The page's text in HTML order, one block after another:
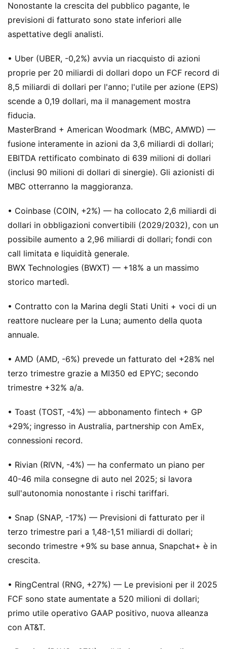
Nonostante la crescita del pubblico pagante, le
previsioni di fatturato sono state inferiori alle
aspettative degli analisti.
• Uber (UBER, -0,2%) avvia un riacquisto di azioni
proprie per 20 miliardi di dollari dopo un FCF record di
8,5 miliardi di dollari per l'anno; l'utile per azione (EPS)
scende a 0,19 dollari, ma il management mostra
fiducia.
MasterBrand + American Woodmark (MBC, AMWD) —
fusione interamente in azioni da 3,6 miliardi di dollari;
EBITDA rettificato combinato di 639 milioni di dollari
(inclusi 90 milioni di dollari di sinergie). Gli azionisti di
MBC otterranno la maggioranza.
• Coinbase (COIN, +2%) — ha collocato 2,6 miliardi di
dollari in obbligazioni convertibili (2029/2032), con un
possibile aumento a 2,96 miliardi di dollari; fondi con
call limitata e liquidità generale.
BWX Technologies (BWXT) — +18% a un massimo
storico martedì.
• Contratto con la Marina degli Stati Uniti + voci di un
reattore nucleare per la Luna; aumento della quota
annuale.
• AMD (AMD, -6%) prevede un fatturato del +28% nel
terzo trimestre grazie a MI350 ed EPYC; secondo
trimestre +32% a/a.
• Toast (TOST, -4%) — abbonamento fintech + GP
+29%; ingresso in Australia, partnership con AmEx,
connessioni record.
• Rivian (RIVN, -4%) — ha confermato un piano per
40-46 mila consegne di auto nel 2025; si lavora
sull'autonomia nonostante i rischi tariffari.
• Snap (SNAP, -17%) — Previsioni di fatturato per il
terzo trimestre pari a 1,48-1,51 miliardi di dollari;
secondo trimestre +9% su base annua, Snapchat+ è in
crescita.
• RingCentral (RNG, +27%) — Le previsioni per il 2025
FCF sono state aumentate a 520 milioni di dollari;
primo utile operativo GAAP positivo, nuova alleanza
con AT&T.